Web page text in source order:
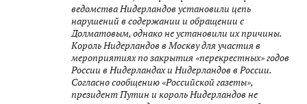
ведомства Нидерландов установили цепь
нарушений в содержании и обращении с
Долматовым, однако не установили их причины.
Король Нидерландов в Москву для участия в
мероприятиях по закрытия «перекрестных» годов
России в Нидерландах и Нидерландов в России.
Согласно сообщению «Российской газеты»,
президент Путин и король Нидерландов не